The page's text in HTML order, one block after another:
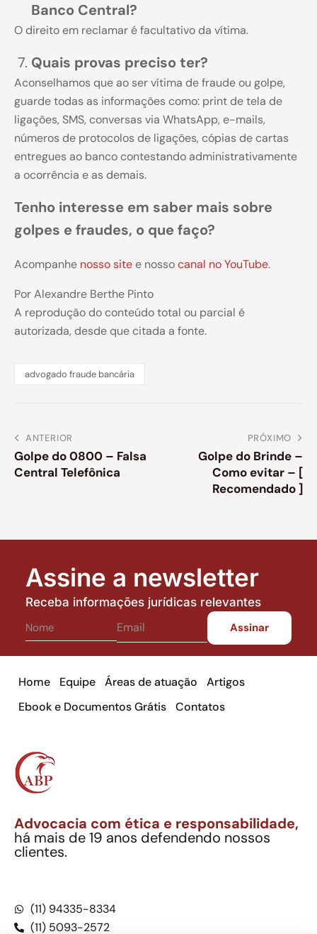
Banco Central?
O direito em reclamar é facultativo da vítima.
Quais provas preciso ter?
Aconselhamos que ao ser vítima de fraude ou golpe,
guarde todas as informações como: print de tela de
ligações, SMS, conversas via WhatsApp, e-mails,
números de protocolos de ligações, cópias de cartas
entregues ao banco contestando administrativamente
a ocorrência e as demais.
Tenho interesse em saber mais sobre
golpes e fraudes, o que faço?
Acompanhe nosso sitee nossocanal no YouTube.
Por Alexandre Berthe Pinto
A reprodução do conteúdo total ou parcial é
autorizada, desde que citada a fonte.
advogado fraude bancária
ANTERIOR
Golpe do 0800 – Falsa
Central Telefônica
PRÓXIMO
Golpe do Brinde –
Como evitar – [
Recomendado ]
Assine a newsletter
Receba informações jurídicas relevantes
Home Equipe Áreas de atuação
Artigos
Ebook e Documentos Grátis
Contatos
Advocacia com ética e responsabilidade,
há mais de 19 anos defendendo nossos
clientes.
(11) 94335-8334
(11) 5093-2572